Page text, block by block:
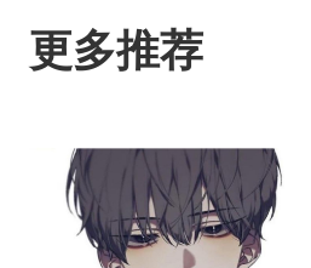
更多推荐